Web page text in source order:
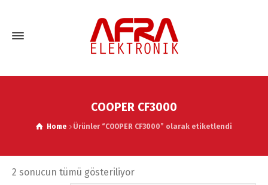
COOPER CF3000
Home Ürünler “COOPER CF3000” olarak etiketlendi
2 sonucun tümü gösteriliyor